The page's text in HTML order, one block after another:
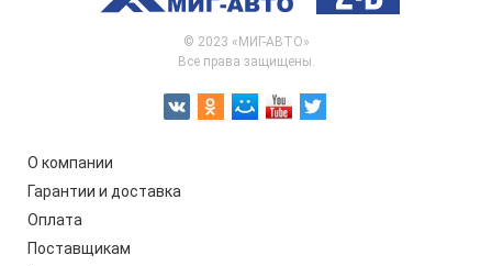
© 2023 «МИГ-АВТО»
Все права защищены.
О компании
Гарантии и доставка
Оплата
Поставщикам